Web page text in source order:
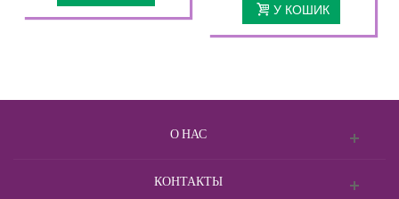
У КОШИК
О НАС
КОНТАКТЫ